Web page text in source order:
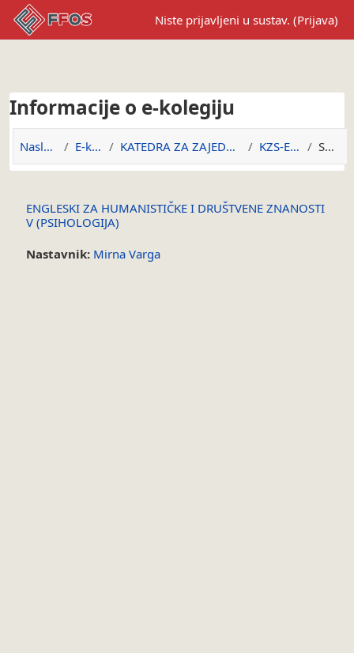
Preskoči na sadržaj
Niste prijavljeni u sustav. (Prijava)
Informacije o e-kolegiju
Naslovnica E-kolegiji KATEDRA ZA ZAJEDNIČKE SADRŽAJE KZS-EHDZPSI Sažetak
ENGLESKI ZA HUMANISTIČKE I DRUŠTVENE ZNANOSTI
V (PSIHOLOGIJA)
Nastavnik: Mirna Varga